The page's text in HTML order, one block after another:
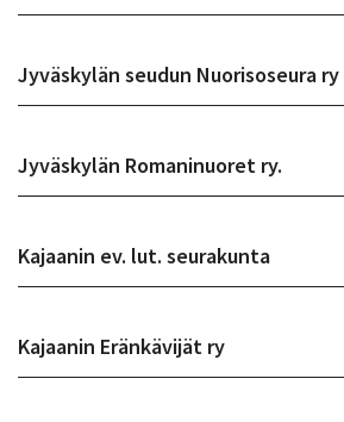
Jyväskylän seudun Nuorisoseura ry
Jyväskylän Romaninuoret ry.
Kajaanin ev. lut. seurakunta
Kajaanin Eränkävijät ry